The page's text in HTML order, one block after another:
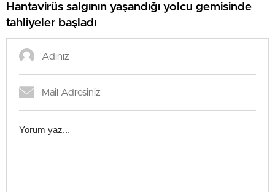
Hantavirüs salgının yaşandığı yolcu gemisinde
tahliyeler başladı